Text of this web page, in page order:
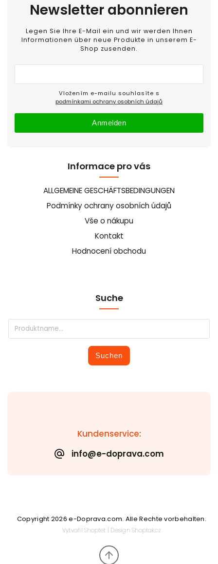
Kundenservice:
info@e-doprava.com
Informace pro vás
ALLGEMEINE GESCHÄFTSBEDINGUNGEN
Podmínky ochrany osobních údajů
Vše o nákupu
Kontakt
Hodnocení obchodu
Newsletter abonnieren
Legen Sie Ihre E-Mail ein und wir werden Ihnen
Informationen über neue Produkte in unserem E-
Shop zusenden.
podmínkami ochrany osobních údajů
Anmelden
Suche
Suchen
Copyright 2026e-Doprava.com. Alle Rechte vorbehalten.
VytvořilShoptet | DesignShoptak.cz